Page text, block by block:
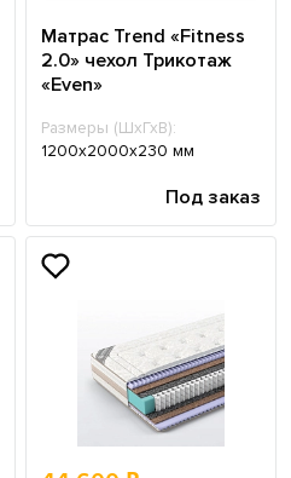
Матрас Trend «Fitness
2.0» чехол Трикотаж
«Even»
Размеры (ШхГхВ):
1200х2000х230 мм
Под заказ